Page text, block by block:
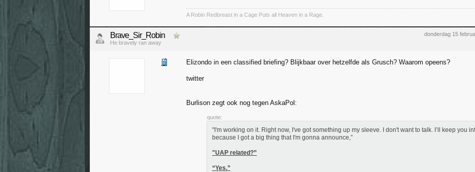
A Robin Redbreast in a Cage Puts all Heaven in a Rage.
donderdag 15
Brave_Sir_Robin
He bravely ran away
Elizondo in een classified briefing? Blijkbaar over hetzelfde als Grusch? Waarom opeens?
twitter
Burlison zegt ook nog tegen AskaPol:
quote:
"I'm working on it. Right now, I've got something up my sleeve. I don't want to talk. I’ll keep you
because I got a big thing that I'm gonna announce,”
"UAP related?”
“Yes.”